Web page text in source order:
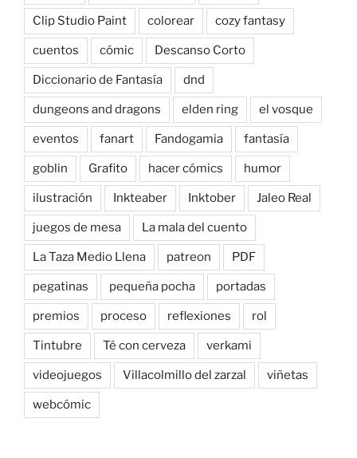
Clip Studio Paint colorear cozy fantasy
cuentos cómic Descanso Corto
Diccionario de Fantasía dnd
dungeons and dragons elden ring el vosque
eventos fanart Fandogamia fantasía
goblin Grafito hacer cómics humor
ilustración Inkteaber Inktober Jaleo Real
juegos de mesa La mala del cuento
La Taza Medio Llena patreon PDF
pegatinas pequeña pocha portadas
premios proceso reflexiones rol
Tintubre Té con cerveza verkami
videojuegos Villacolmillo del zarzal viñetas
webcómic